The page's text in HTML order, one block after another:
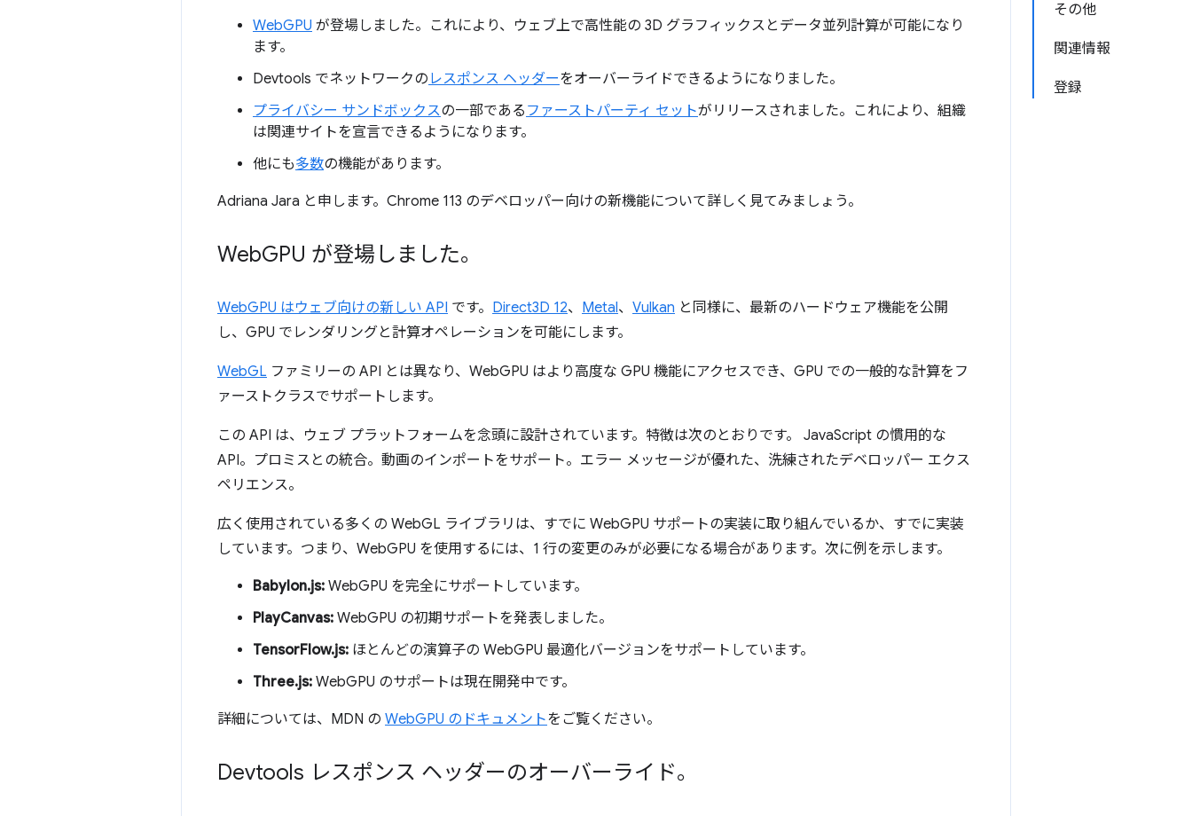
その他
関連情報
登録
WebGPU が登場しました。これにより、ウェブ上で高性能の 3D グラフィックスとデータ並列計算が可能になり
ます。
Devtools でネットワークの レスポンス ヘッダーをオーバーライドできるようになりました。
プライバシー サンドボックスの一部である ファーストパーティ セットがリリースされました。これにより、組織
は関連サイトを宣言できるようになります。
他にも多数の機能があります。
Adriana Jara と申します。Chrome 113 のデベロッパー向けの新機能について詳しく見てみましょう。
WebGPU が登場しました。
WebGPU はウェブ向けの新しい API です。 Direct3D 12、 Metal、 Vulkan と同様に、最新のハードウェア機能を公開
し、GPU でレンダリングと計算オペレーションを可能にします。
WebGL ファミリーの API とは異なり、WebGPU はより高度な GPU 機能にアクセスでき、GPU での一般的な計算をフ
ァーストクラスでサポートします。
この API は、ウェブ プラットフォームを念頭に設計されています。特徴は次のとおりです。 JavaScript の慣用的な
API。プロミスとの統合。動画のインポートをサポート。エラー メッセージが優れた、洗練されたデベロッパー エクス
ペリエンス。
広く使用されている多くの WebGL ライブラリは、すでに WebGPU サポートの実装に取り組んでいるか、すでに実装
しています。つまり、WebGPU を使用するには、1 行の変更のみが必要になる場合があります。次に例を示します。
Babylon.js: WebGPU を完全にサポートしています。
PlayCanvas: WebGPU の初期サポートを発表しました。
TensorFlow.js: ほとんどの演算子の WebGPU 最適化バージョンをサポートしています。
Three.js: WebGPU のサポートは現在開発中です。
詳細については、MDN の WebGPU のドキュメントをご覧ください。
Devtools レスポンス ヘッダーのオーバーライド。